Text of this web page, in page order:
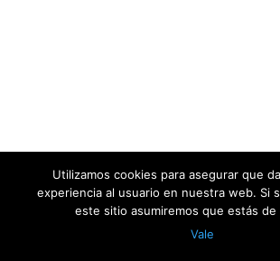
Utilizamos cookies para asegurar que
experiencia al usuario en nuestra web. Si
este sitio asumiremos que estás de
Vale